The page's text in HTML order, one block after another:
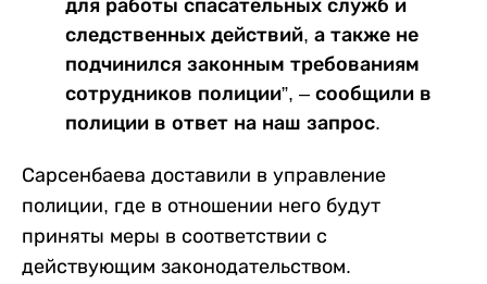
для работы спасательных служб и
следственных действий, а также не
подчинился законным требованиям
сотрудников полиции”, – сообщили в
полиции в ответ на наш запрос.
Сарсенбаева доставили в управление
полиции, где в отношении него будут
приняты меры в соответствии с
действующим законодательством.